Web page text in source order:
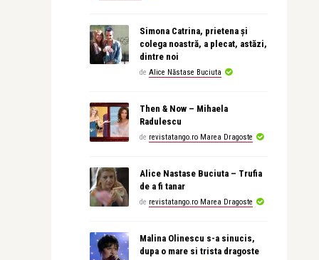
Simona Catrina, prietena și
colega noastră, a plecat, astăzi,
dintre noi
de Alice Năstase Buciuta
Then & Now – Mihaela
Radulescu
de revistatango.ro Marea Dragoste
Alice Nastase Buciuta – Trufia
de a fi tanar
de revistatango.ro Marea Dragoste
Malina Olinescu s-a sinucis,
dupa o mare si trista dragoste